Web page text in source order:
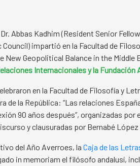
Abbas Kadhim (Resident Senior
impartió en la Facultad de
New Geopolitical Balance in the Middle
Internacionales y la Fundación
en la Facultad de Filosofía y
de la República: “Las relaciones
90 años después”, organizadas por
y clausuradas por Bernabé López
del Año Averroes, la Caja de las
in memoriam el filósofo andalusí,